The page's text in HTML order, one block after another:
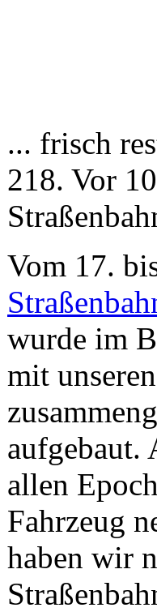
... frisch
218. Vor
Vom 17.
wurde im
mit
aufgebaut.
allen
Fahrzeug
haben wir